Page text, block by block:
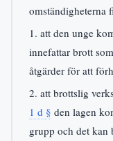
omständigheterna
1. att den unge
innefattar brott
åtgärder för att
2. att brottslig
1 d § den lagen
grupp och det kan